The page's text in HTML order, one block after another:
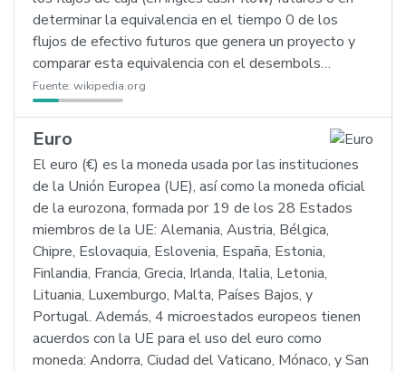
determinar la equivalencia en el tiempo 0 de los
flujos de efectivo futuros que genera un proyecto y
comparar esta equivalencia con el desembols…
Fuente: wikipedia.org
Euro
El euro (€) es la moneda usada por las instituciones
de la Unión Europea (UE), así como la moneda oficial
de la eurozona, formada por 19 de los 28 Estados
miembros de la UE: Alemania, Austria, Bélgica,
Chipre, Eslovaquia, Eslovenia, España, Estonia,
Finlandia, Francia, Grecia, Irlanda, Italia, Letonia,
Lituania, Luxemburgo, Malta, Países Bajos, y
Portugal. Además, 4 microestados europeos tienen
acuerdos con la UE para el uso del euro como
moneda: Andorra, Ciudad del Vaticano, Mónaco, y San